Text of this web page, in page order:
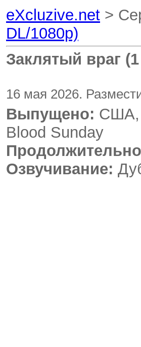
eXcluzive.net >
DL/1080p)
Заклятый враг
16 мая 2026.
Выпущено: США,
Blood Sunday
Озвучивание: